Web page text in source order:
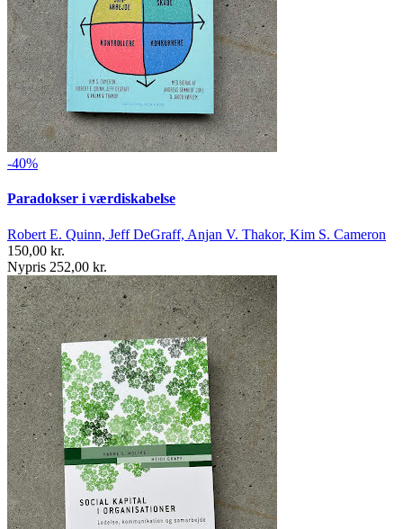
-40%
Paradokser i værdiskabelse
Robert E. Quinn, Jeff DeGraff, Anjan V. Thakor, Kim S. Cameron
150,00 kr.
Nypris 252,00 kr.